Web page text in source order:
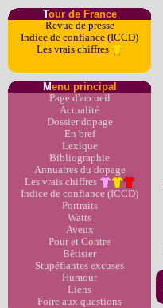
Tour de France
Revue de presse
Indice de confiance (ICCD)
Les vrais chiffres
Menu principal
Page d'accueil
Actualité
Dossier dopage
En bref
Lexique
Bibliographie
Annuaires du dopage
Les vrais chiffres
Indice de confiance (ICCD)
Portraits
Watts
Aveux
Pour et Contre
Bêtisier
Stupéfiantes excuses
Humour
Liens
Foire aux questions